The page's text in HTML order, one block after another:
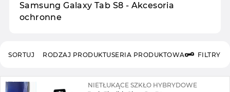
Samsung Galaxy Tab S8 - Akcesoria
ochronne
RODZAJ PRODUKTUSERIA PRODUKTOWA FILTRY
SORTUJ
NIETŁUKĄCE SZKŁO HYBRYDOWE